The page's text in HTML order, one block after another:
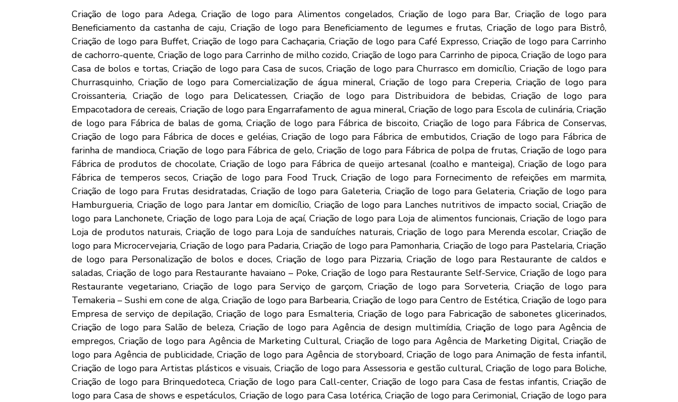
Criação de logo para Adega, Criação de logo para Alimentos congelados, Criação de logo para Bar, Criação de logo para Beneficiamento da castanha de caju, Criação de logo para Beneficiamento de legumes e frutas, Criação de logo para Bistrô, Criação de logo para Buffet, Criação de logo para Cachaçaria, Criação de logo para Café Expresso, Criação de logo para Carrinho de cachorro-quente, Criação de logo para Carrinho de milho cozido, Criação de logo para Carrinho de pipoca, Criação de logo para Casa de bolos e tortas, Criação de logo para Casa de sucos, Criação de logo para Churrasco em domicílio, Criação de logo para Churrasquinho, Criação de logo para Comercialização de água mineral, Criação de logo para Creperia, Criação de logo para Croissanteria, Criação de logo para Delicatessen, Criação de logo para Distribuidora de bebidas, Criação de logo para Empacotadora de cereais, Criação de logo para Engarrafamento de agua mineral, Criação de logo para Escola de culinária, Criação de logo para Fábrica de balas de goma, Criação de logo para Fábrica de biscoito, Criação de logo para Fábrica de Conservas, Criação de logo para Fábrica de doces e geléias, Criação de logo para Fábrica de embutidos, Criação de logo para Fábrica de farinha de mandioca, Criação de logo para Fábrica de gelo, Criação de logo para Fábrica de polpa de frutas, Criação de logo para Fábrica de produtos de chocolate, Criação de logo para Fábrica de queijo artesanal (coalho e manteiga), Criação de logo para Fábrica de temperos secos, Criação de logo para Food Truck, Criação de logo para Fornecimento de refeições em marmita, Criação de logo para Frutas desidratadas, Criação de logo para Galeteria, Criação de logo para Gelateria, Criação de logo para Hamburgueria, Criação de logo para Jantar em domicílio, Criação de logo para Lanches nutritivos de impacto social, Criação de logo para Lanchonete, Criação de logo para Loja de açaí, Criação de logo para Loja de alimentos funcionais, Criação de logo para Loja de produtos naturais, Criação de logo para Loja de sanduíches naturais, Criação de logo para Merenda escolar, Criação de logo para Microcervejaria, Criação de logo para Padaria, Criação de logo para Pamonharia, Criação de logo para Pastelaria, Criação de logo para Personalização de bolos e doces, Criação de logo para Pizzaria, Criação de logo para Restaurante de caldos e saladas, Criação de logo para Restaurante havaiano – Poke, Criação de logo para Restaurante Self-Service, Criação de logo para Restaurante vegetariano, Criação de logo para Serviço de garçom, Criação de logo para Sorveteria, Criação de logo para Temakeria – Sushi em cone de alga, Criação de logo para Barbearia, Criação de logo para Centro de Estética, Criação de logo para Empresa de serviço de depilação, Criação de logo para Esmalteria, Criação de logo para Fabricação de sabonetes glicerinados, Criação de logo para Salão de beleza, Criação de logo para Agência de design multimídia, Criação de logo para Agência de empregos, Criação de logo para Agência de Marketing Cultural, Criação de logo para Agência de Marketing Digital, Criação de logo para Agência de publicidade, Criação de logo para Agência de storyboard, Criação de logo para Animação de festa infantil, Criação de logo para Artistas plásticos e visuais, Criação de logo para Assessoria e gestão cultural, Criação de logo para Boliche, Criação de logo para Brinquedoteca, Criação de logo para Call-center, Criação de logo para Casa de festas infantis, Criação de logo para Casa de shows e espetáculos, Criação de logo para Casa lotérica, Criação de logo para Cerimonial, Criação de logo para Cinema, Criação de logo para Curso de idiomas, Criação de logo para Cursos de redação e língua portuguesa, Criação de logo para Decoração de ambientes, Criação de logo para Despachante, Criação de logo para Distribuição de folhetos, Criação de logo para DJ, Criação de logo para Editora, Criação de logo para Empresa de administração de arquivos, Criação de logo para Empresa de animação 3D, Criação de logo para Empresa de Coworking, Criação de logo para Empresa de impacto social de aplicativo para celulares, Criação de logo para Empresa de organização de eventos, Criação de logo para Empresa de outdoors, Criação de logo para Empresa de sinalização – banner, Criação de logo para Empresa de tradução para eventos, Criação de logo para Encadernação, Criação de logo para Engenharia de conteúdo, Criação de logo para Escola de artes, Criação de logo para Escola de dança de salão, Criação de logo para Escola de modelo e manequim, Criação de logo para Escola infantil, Criação de logo para Escola profissionalizante, Criação de logo para Escritório de cobrança, Criação de logo para Escritório de consultoria, Criação de logo para Escritório de contabilidade, Criação de logo para Estúdio de gravação, Criação de logo para Estúdio de tatuagem, Criação de logo para Estudio fotográfico, Criação de logo para Galeria e centro de arte, Criação de logo para Gráfica, Criação de logo para Iluminação profissional e som para festas e eventos, Criação de logo para Lan house, Criação de logo para Livraria, Criação de logo para Locação de equipamentos para eventos, Criação de logo para Locação de equipamentos para shows, Criação de logo para Loja Colaborativa, Criação de logo para Loja de conveniência, Criação de logo para Loja de fogos de artifício, Criação de logo para Loja de Instrumentos Musicais, Criação de logo para Loja de produtos descartáveis para festa, Criação de logo para Loja de Souvenirs temáticos, Criação de logo para Marchetaria, Criação de logo para Música para eventos, Criação de logo para Organizadora de Eventos, Criação de logo para Pague fácil, Criação de logo para Paintball, Criação de logo para Papelaria, Criação de logo para Parque de diversão, Criação de logo para Perícia digital, Criação de logo para Prestação de serviços de caligrafia, Criação de logo para Produtora cultural, Criação de logo para Pub, Criação de logo para Rastreamento veicular por celular, Criação de logo para Representação comercial, Criação de logo para Revisão de textos, Criação de logo para Sebo – livros usados, Criação de logo para Serigrafia, Criação de logo para Serviço de fotocópia, Criação de logo para Serviços de vigilância, Criação de logo para Tradução de textos, Criação de logo para Venda e recarga de extintores de incêndio, Criação de logo para Criação de abelhas, Criação de logo para Criação de aves ornamentais, Criação de logo para Criação de camarão, Criação de logo para Criação de iscas para pesca, Criação de logo para Criação de minhocas, Criação de logo para Criação de ostras, Criação de logo para Criação de peixes, Criação de logo para Cultivo de ervas medicinais, Criação de logo para Cultivo de flores, Criação de logo para Distribuidora de pescados, Criação de logo para Floricultura, Criação de logo para Floricultura Virtual, Criação de logo para Hidroponia, Criação de logo para Loja de peixes ornamentais, Criação de logo para Loja de produtos agropecuários, Criação de logo para Loja de produtos da fazenda – Orgânicos, Criação de logo para Peixaria, Criação de logo para Piscicultura – Criação de Peixes, Criação de logo para Produção de mel, Criação de logo para Produção de plantas e flores ornamentais, Criação de logo para Serviço de jardinagem, Criação de logo para Serviço de paisagismo, Criação de logo para Viveiro de mudas florestais, Criação de logo para Distribuidora de botijão de gás, Criação de logo para Empacotadora de carvão, Criação de logo para Exploração e comércio de areia, Criação de logo para Academia de Ginástica, Criação de logo para Adestramento de cães, Criação de logo para Boutique de artigos de banho, Criação de logo para Clínica de fisioterapia, Criação de logo para Clínica de nutrição, Criação de logo para Clínica de psicopedagogia, Criação de logo para Clínica de saúde, Criação de logo para Clínica Odontológica, Criação de logo para Creche, Criação de logo para Crematório, Criação de logo para Crossfit, Criação de logo para Distribuidora de medicamentos, Criação de logo para Distribuidora de produtos odontológicos, Criação de logo para Drogaria, Criação de logo para Empresa de serviço de pedalinhos, Criação de logo para Escola de Futebol, Criação de logo para Espaço para descanso e bem-estar, Criação de logo para Fábrica de Cosméticos Ecológicos, Criação de logo para Fábrica de óleos naturais/essências, Criação de logo para Farmácia de manipulação, Criação de logo para Home Care, Criação de logo para Hotel para animais domésticos., Criação de logo para Laboratório de análises clínicas, Criação de logo para Locação de quadra de esporte, Criação de logo para Loja de animais – Pet Shop, Criação de logo para Loja de artigos para pesca, Criação de logo para Loja de colchões, Criação de logo para Loja de cosméticos e perfumaria, Criação de logo para Loja de produtos para diabéticos, celíacos e hipertensos, Criação de logo para Modelo de Negócio de Oficina Mecânica, Criação de logo para Organizador de ambientes, Criação de logo para Passeador de cães, Criação de logo para Personal Trainer, Criação de logo para Pilates, Criação de logo para Serviço de conservação e limpeza, Criação de logo para Serviços de massagem, Criação de logo para Serviços para idosos, Criação de logo para SPA urbano, Criação de logo para Empresa de turismo naútico, Criação de logo para Reciclagem de alumínio, Criação de logo para Reciclagem de lixo eletrônico, Criação de logo para Adaptação de veículos para comércio ambulante, Criação de logo para Agência de bikeboys, Criação de logo para Auto-escola, Criação de logo para Borracharia, Criação de logo para Cromagem, Criação de logo para Empresa de Telentrega, Criação de logo para Estacionamento rotativo, Criação de logo para Frete e transporte de pequenas cargas, Criação de logo para Funilaria e Pintura, Criação de logo para Lava rápido de motos, Criação de logo para Loja de peças automotivas, Criação de logo para Oficina de